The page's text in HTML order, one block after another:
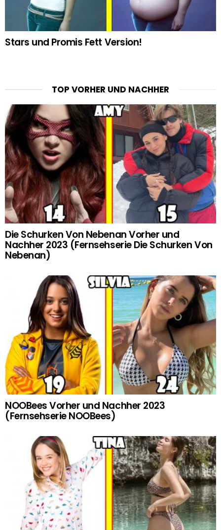
Stars und Promis Fett Version!
TOP VORHER UND NACHHER
Die Schurken Von Nebenan Vorher und
Nachher 2023 (Fernsehserie Die Schurken Von
Nebenan)
NOOBees Vorher und Nachher 2023
(Fernsehserie NOOBees)